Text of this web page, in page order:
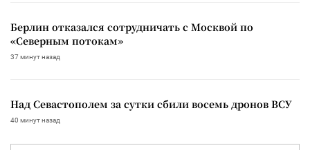
Берлин отказался сотрудничать с Москвой по
«Северным потокам»
37 минут назад
Над Севастополем за сутки сбили восемь дронов ВСУ
40 минут назад